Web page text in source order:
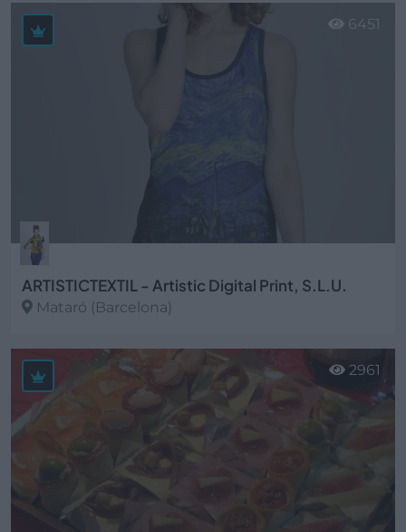
ARTISTICTEXTIL - Artistic Digital Print, S.L.U.
Mataró (Barcelona)
Ver más
6451
2961